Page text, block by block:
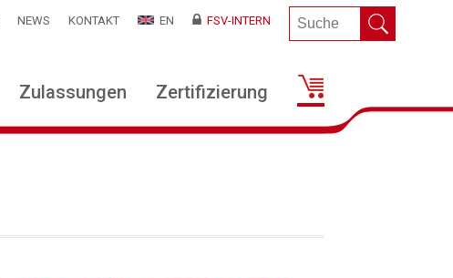
NEWS KONTAKT EN FSV-INTERN
Zulassungen Zertifizierung